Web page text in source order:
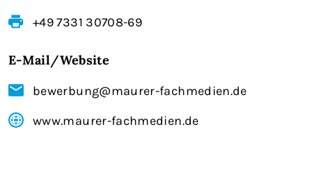
+49 7331 30708-69
E-Mail/Website
bewerbung@maurer-fachmedien.de
www.maurer-fachmedien.de